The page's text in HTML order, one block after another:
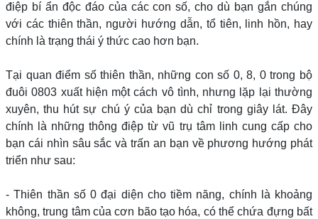
điệp bí ẩn độc đáo của các con số, cho dù bạn gắn chúng
với các thiên thần, người hướng dẫn, tổ tiên, linh hồn, hay
chính là trạng thái ý thức cao hơn bạn.
Tại quan điểm số thiên thần, những con số 0, 8, 0 trong bộ
đuôi 0803 xuất hiện một cách vô tình, nhưng lặp lại thường
xuyên, thu hút sự chú ý của bạn dù chỉ trong giây lát. Đây
chính là những thông điệp từ vũ trụ tâm linh cung cấp cho
bạn cái nhìn sâu sắc và trấn an bạn về phương hướng phát
triển như sau:
- Thiên thần số 0 đại diện cho tiềm năng, chính là khoảng
không, trung tâm của cơn bão tạo hóa, có thể chứa đựng bất